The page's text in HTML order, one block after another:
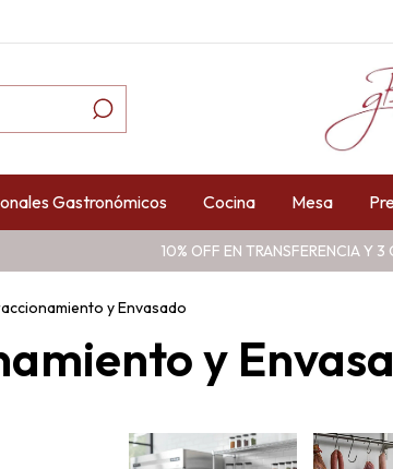
Gastronómicos Cocina Mesa
10% OFF EN TRANSFERENCIA Y
y Envasado
y